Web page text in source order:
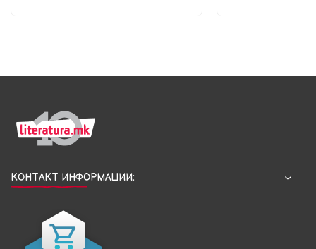
КОНТАКТ ИНФОРМАЦИИ: